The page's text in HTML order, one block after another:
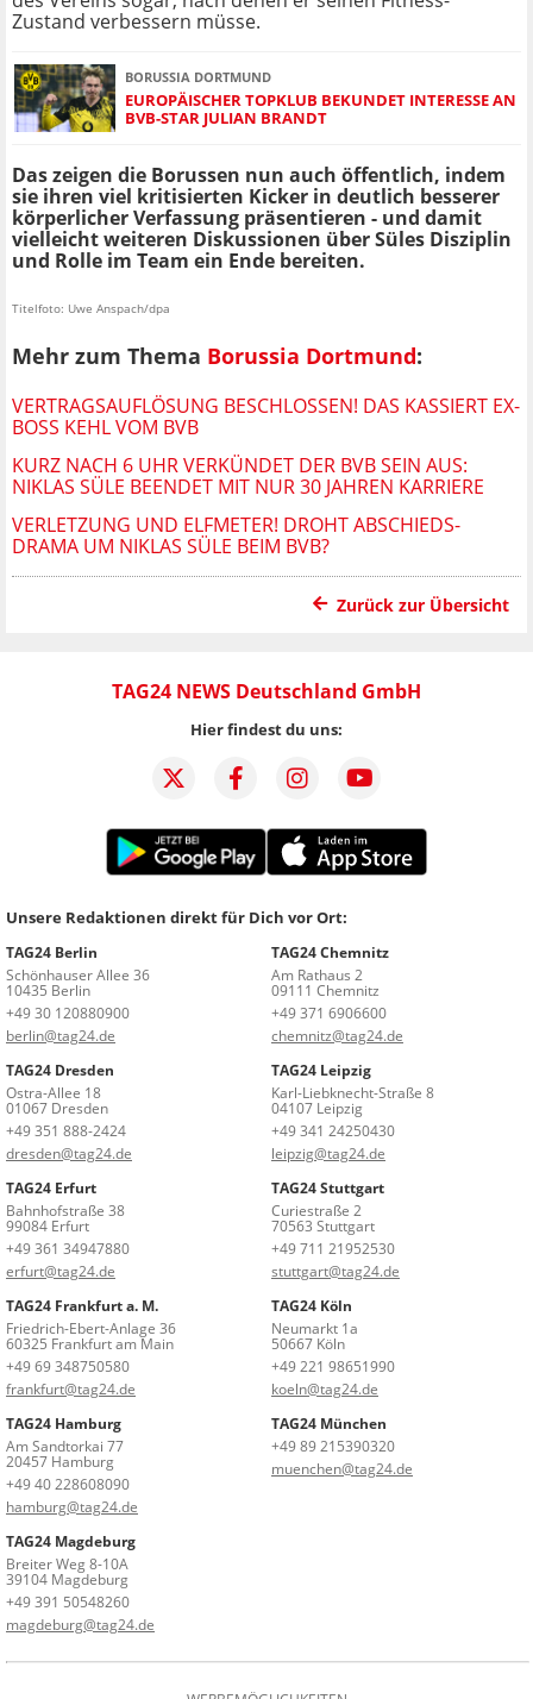
Zustand verbessern müsse.
BORUSSIA DORTMUND
EUROPÄISCHER TOPKLUB BEKUNDET INTERESSE AN
BVB-STAR JULIAN BRANDT
Das zeigen die Borussen nun auch öffentlich, indem
sie ihren viel kritisierten Kicker in deutlich besserer
körperlicher Verfassung präsentieren - und damit
vielleicht weiteren Diskussionen über Süles Disziplin
und Rolle im Team ein Ende bereiten.
Titelfoto: Uwe Anspach/dpa
Mehr zum Thema Borussia Dortmund:
VERTRAGSAUFLÖSUNG BESCHLOSSEN! DAS KASSIERT EX-
BOSS KEHL VOM BVB
KURZ NACH 6 UHR VERKÜNDET DER BVB SEIN AUS:
NIKLAS SÜLE BEENDET MIT NUR 30 JAHREN KARRIERE
VERLETZUNG UND ELFMETER! DROHT ABSCHIEDS-
DRAMA UM NIKLAS SÜLE BEIM BVB?
Zurück zur Übersicht
TAG24 NEWS Deutschland GmbH
Hier findest du uns:
Unsere Redaktionen direkt für Dich vor Ort:
TAG24 Berlin
Schönhauser Allee 36
10435 Berlin
+49 30 120880900
berlin@tag24.de
TAG24 Chemnitz
Am Rathaus 2
09111 Chemnitz
+49 371 6906600
chemnitz@tag24.de
TAG24 Dresden
Ostra-Allee 18
01067 Dresden
+49 351 888-2424
dresden@tag24.de
TAG24 Leipzig
Karl-Liebknecht-Straße 8
04107 Leipzig
+49 341 24250430
leipzig@tag24.de
TAG24 Erfurt
Bahnhofstraße 38
99084 Erfurt
+49 361 34947880
erfurt@tag24.de
TAG24 Stuttgart
Curiestraße 2
70563 Stuttgart
+49 711 21952530
stuttgart@tag24.de
TAG24 Frankfurt a. M.
Friedrich-Ebert-Anlage 36
60325 Frankfurt am Main
+49 69 348750580
frankfurt@tag24.de
TAG24 Köln
Neumarkt 1a
50667 Köln
+49 221 98651990
koeln@tag24.de
TAG24 Hamburg
Am Sandtorkai 77
20457 Hamburg
+49 40 228608090
hamburg@tag24.de
TAG24 München
+49 89 215390320
muenchen@tag24.de
TAG24 Magdeburg
Breiter Weg 8-10A
39104 Magdeburg
+49 391 50548260
magdeburg@tag24.de